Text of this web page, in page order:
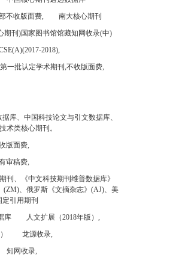
不收版面费,
南大核心期刊
期刊)国家图书馆馆藏知网收录(中)
2018),
一批认定学术期刊,不收版面费,
库、中国科技论文与引文数据库、
术类核心期刊。
版面费,
审稿费,
刊、《中文科技期刊维普数据库》
、俄罗斯《文摘杂志》(AJ)、美
引用期刊
库
人文扩展（2018年版）,
龙源收录,
知网收录,